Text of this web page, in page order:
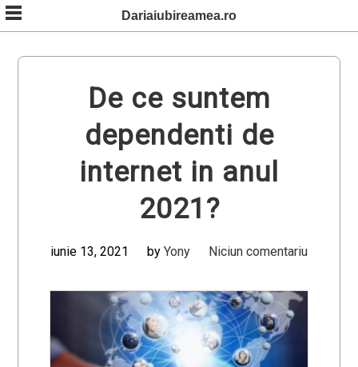
Skip
to
content
Dariaiubireamea.ro
De ce suntem
dependenti de
internet in anul
2021?
iunie 13, 2021 by Yony Niciun comentariu